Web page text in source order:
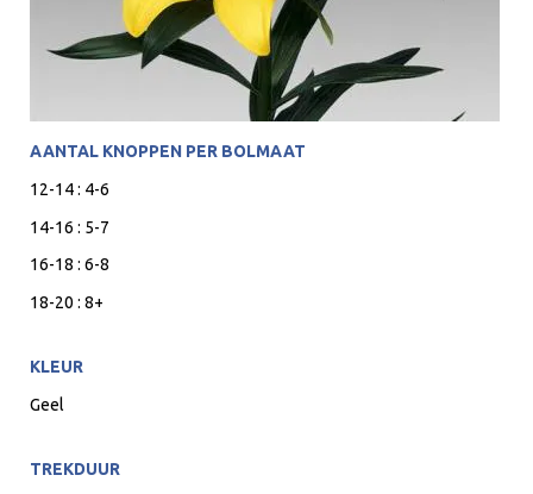
AANTAL KNOPPEN PER BOLMAAT
12-14 : 4-6
14-16 : 5-7
16-18 : 6-8
18-20 : 8+
KLEUR
Geel
TREKDUUR